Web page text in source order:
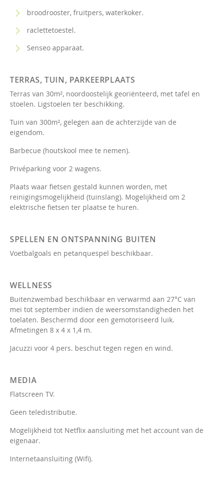
broodrooster, fruitpers, waterkoker.
raclettetoestel.
Senseo apparaat.
TERRAS, TUIN, PARKEERPLAATS
Terras van 30m², noordoostelijk georiënteerd, met tafel en
stoelen. Ligstoelen ter beschikking.
Tuin van 300m², gelegen aan de achterzijde van de
eigendom.
Barbecue (houtskool mee te nemen).
Privéparking voor 2 wagens.
Plaats waar fietsen gestald kunnen worden, met
reinigingsmogelijkheid (tuinslang). Mogelijkheid om 2
elektrische fietsen ter plaatse te huren.
SPELLEN EN ONTSPANNING BUITEN
Voetbalgoals en petanquespel beschikbaar.
WELLNESS
Buitenzwembad beschikbaar en verwarmd aan 27°C van
mei tot september indien de weersomstandigheden het
toelaten. Beschermd door een gemotoriseerd luik.
Afmetingen 8 x 4 x 1,4 m.
Jacuzzi voor 4 pers. beschut tegen regen en wind.
MEDIA
Flatscreen TV.
Geen teledistributie.
Mogelijkheid tot Netflix aansluiting met het account van de
eigenaar.
Internetaansluiting (Wifi).